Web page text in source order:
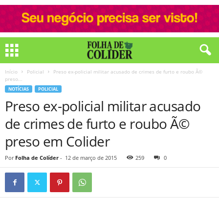
Início Policial
Preso ex-policial militar acusado de crimes de furto e roubo Ã©
preso...
NOTÍCIAS POLICIAL
Preso ex-policial militar acusado
de crimes de furto e roubo Ã©
preso em Colider
Por Folha de Colíder - 12 de março de 2015 259 0